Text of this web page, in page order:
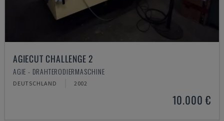
AGIECUT CHALLENGE 2
AGIE - DRAHTERODIERMASCHINE
DEUTSCHLAND 2002
10.000 €